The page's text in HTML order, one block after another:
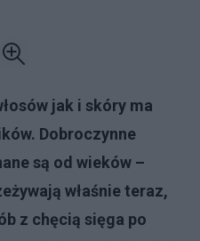
jak i skóry ma
Dobroczynne
są od wieków –
właśnie teraz,
z chęcią sięga po